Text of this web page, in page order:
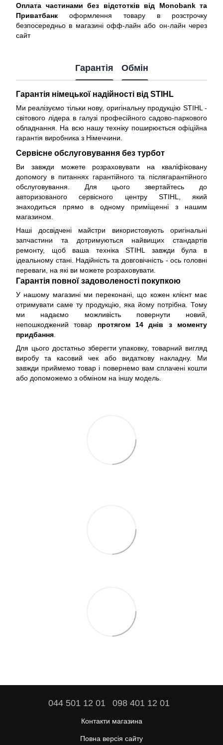
Оплата частинами без відстотків від Monobank та
Приватбанк оформлення товару в розстрочку
безпосередньо в магазині офф-лайн або он-лайн через
сайт
Гарантія Обмін
Гарантія німецької надійності від STIHL
Ми реалізуємо тільки нову, оригінальну продукцію STIHL -
світового лідера в галузі професійного садово-паркового
обладнання. На всю нашу техніку поширюється офіційна
гарантія виробника з Німеччини
Сервісне обслуговування без турбот
Ви завжди можете розраховувати на кваліфіковану
допомогу в питаннях гарантійного та післягарантійного
обслуговування. Для цього звертайтесь до
авторизованого сервісного центру STIHL, який
знаходиться прямо в одному приміщенні з нашим
магазином.
Наші досвідчені майстри використовують оригінальні
запчастини та дотримуються найвищих стандартів
ремонту, щоб ваша техніка STIHL завжди була в
ідеальному стані. Надійність та довговічність - ось головні
переваги, на які ви можете розраховувати.
Гарантія повної задоволеності покупкою
У нашому магазині ми переконані, що кожен клієнт має
отримувати саме ту продукцію, яка йому потрібна. Тому
ми надаємо можливість повернути новий,
непошкоджений товар протягом 14 днів з моменту
придбання.
Для цього достатньо зберегти упаковку, товарний вигляд
виробу та касовий чек або видаткову накладну. Ми
завжди приймемо товар і повернемо вам сплачені кошти
або допоможемо з обміном на іншу модель.
044 501 12 01 098 401 12 01
Контакти магазина
Повна версія сайту